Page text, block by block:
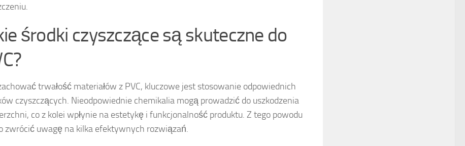
środki czyszczące są skuteczne do
trwałość materiałów z PVC, kluczowe jest stosowanie odpowiednich
czyszczących. Nieodpowiednie chemikalia mogą prowadzić do uszkodzenia
co z kolei wpłynie na estetykę i funkcjonalność produktu. Z tego powodu
zwrócić uwagę na kilka efektywnych rozwiązań.